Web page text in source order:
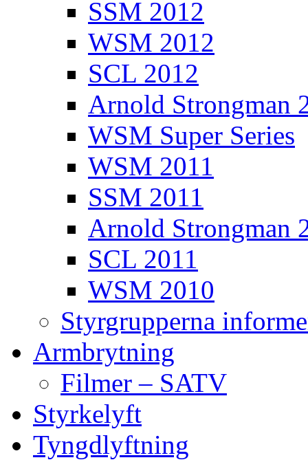
SSM 2012
WSM 2012
SCL 2012
Arnold Strongman
WSM Super Series
WSM 2011
SSM 2011
Arnold Strongman
SCL 2011
WSM 2010
Styrgrupperna
Armbrytning
Filmer – SATV
Styrkelyft
Tyngdlyftning